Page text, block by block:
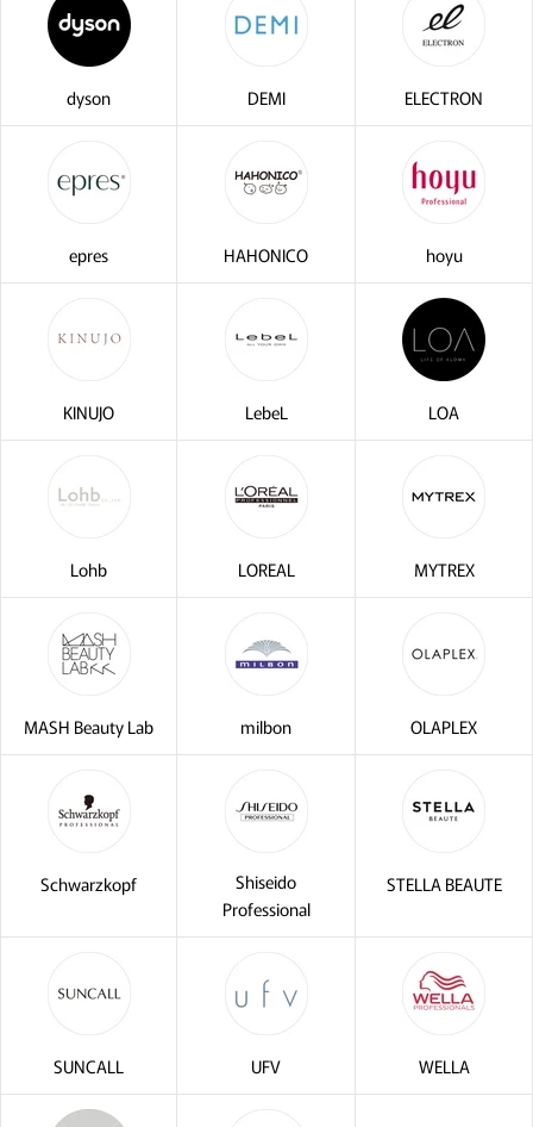
閉じる
dyson DEMI ELECTRON
epres HAHONICO hoyu
KINUJO LebeL LOA
Lohb LOREAL MYTREX
MASH Beauty Lab milbon OLAPLEX
Schwarzkopf
Shiseido
Professional
STELLA BEAUTE
SUNCALL UFV WELLA